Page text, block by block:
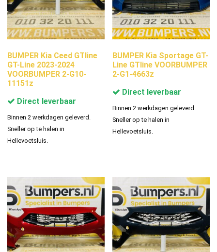
BUMPER Kia Ceed GTline
GT-Line 2023-2024
VOORBUMPER 2-G10-
11151z
Direct leverbaar
Binnen 2 werkdagen geleverd.
Sneller op te halen in
Hellevoetsluis.
BUMPER Kia Sportage GT-
Line GTline VOORBUMPER
2-G1-4663z
Direct leverbaar
Binnen 2 werkdagen geleverd.
Sneller op te halen in
Hellevoetsluis.